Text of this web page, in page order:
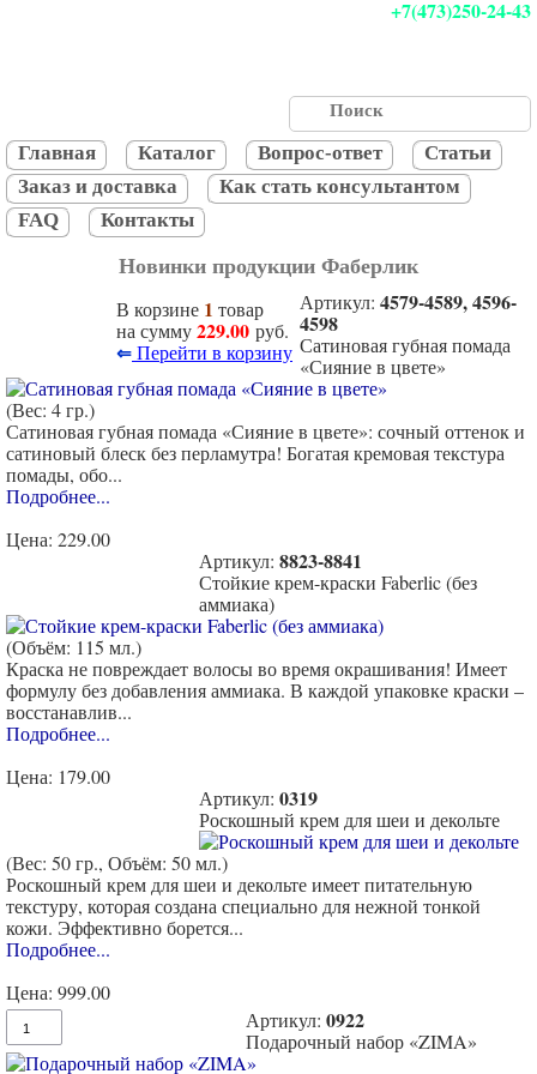
+7(473)250-24-43
Главная Каталог Вопрос-ответ
Статьи
Заказ и доставка
Как стать консультантом
FAQ
Контакты
Новинки продукции Фаберлик
В корзине 1 товар
на сумму229.00 руб.
⇐Перейти в корзину
Артикул: 4579-4589, 4596-
4598
Сатиновая губная помада
«Сияние в цвете»
(Вес: 4 гр.)
Сатиновая губная помада «Сияние в цвете»: сочный оттенок и
сатиновый блеск без перламутра! Богатая кремовая текстура
помады, обо...
Подробнее...
Цена: 229.00
Артикул: 8823-8841
Стойкие крем-краски Faberlic (без
аммиака)
(Объём: 115 мл.)
Краска не повреждает волосы во время окрашивания! Имеет
формулу без добавления аммиака. В каждой упаковке краски –
восстанавлив...
Подробнее...
Цена: 179.00
Артикул: 0319
Роскошный крем для шеи и декольте
(Вес: 50 гр., Объём: 50 мл.)
Роскошный крем для шеи и декольте имеет питательную
текстуру, которая создана специально для нежной тонкой
кожи. Эффективно борется...
Подробнее...
Цена: 999.00
Артикул: 0922
Подарочный набор «ZIMA»